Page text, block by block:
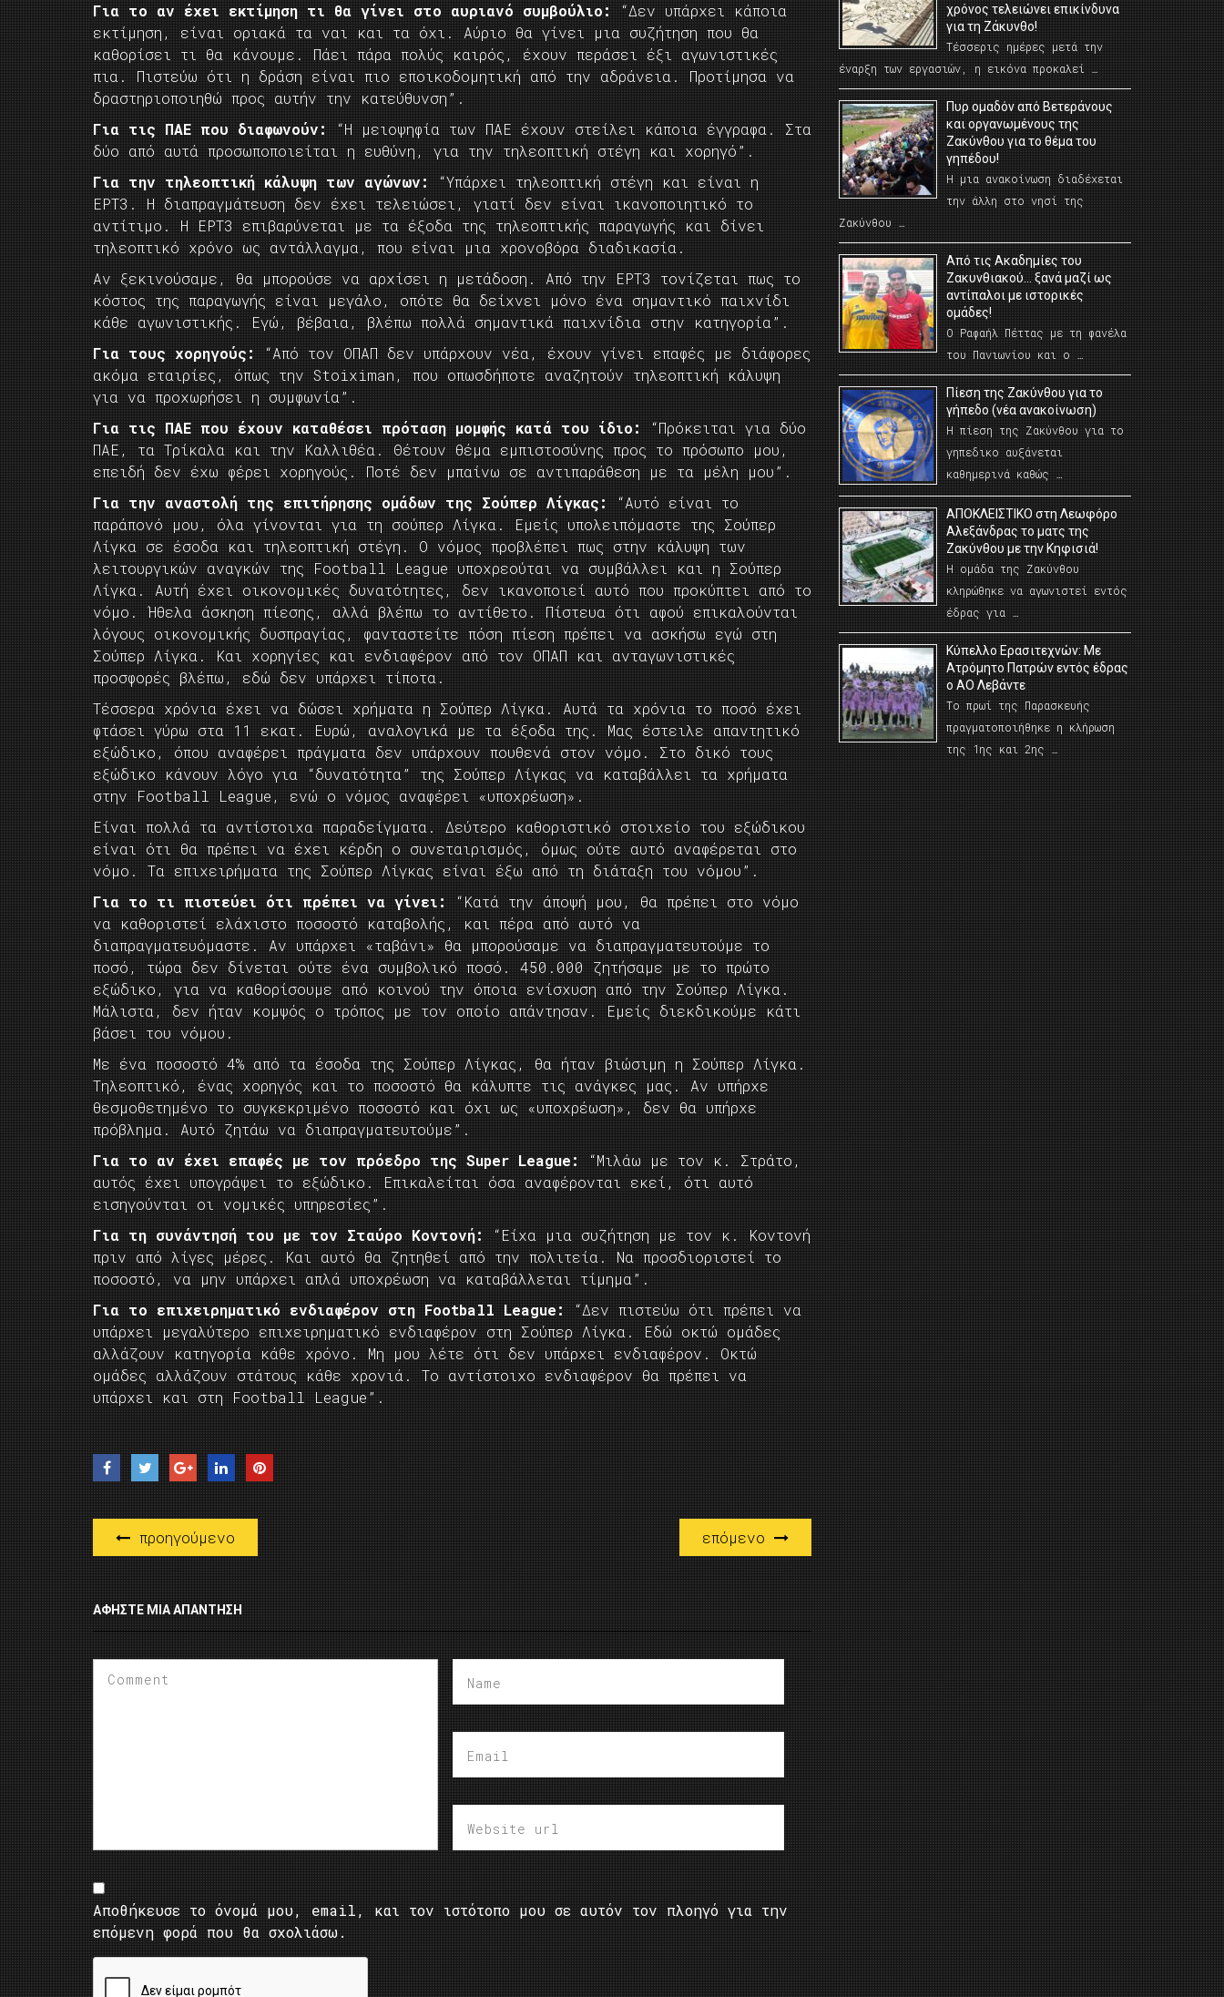
Για το αν έχει εκτίμηση τι θα γίνει στο αυριανό συμβούλιο:
“Δεν υπάρχει κάποια
εκτίμηση, είναι οριακά τα ναι και τα όχι. Αύριο θα γίνει μια συζήτηση που θα
καθορίσει τι θα κάνουμε. Πάει πάρα πολύς καιρός, έχουν περάσει έξι αγωνιστικές
πια. Πιστεύω ότι η δράση είναι πιο εποικοδομητική από την αδράνεια. Προτίμησα να
δραστηριοποιηθώ προς αυτήν την κατεύθυνση”.
Για τις ΠΑΕ που διαφωνούν:
“Η μειοψηφία των ΠΑΕ έχουν στείλει κάποια έγγραφα. Στα
δύο από αυτά προσωποποιείται η ευθύνη, για την τηλεοπτική στέγη και χορηγό”.
Για την τηλεοπτική κάλυψη των αγώνων:
“Υπάρχει τηλεοπτική στέγη και είναι η
ΕΡΤ3. Η διαπραγμάτευση δεν έχει τελειώσει, γιατί δεν είναι ικανοποιητικό το
αντίτιμο. Η ΕΡΤ3 επιβαρύνεται με τα έξοδα της τηλεοπτικής παραγωγής και δίνει
τηλεοπτικό χρόνο ως αντάλλαγμα, που είναι μια χρονοβόρα διαδικασία.
Αν ξεκινούσαμε, θα μπορούσε να αρχίσει η μετάδοση. Από την ΕΡΤ3 τονίζεται πως το
κόστος της παραγωγής είναι μεγάλο, οπότε θα δείχνει μόνο ένα σημαντικό παιχνίδι
κάθε αγωνιστικής. Εγώ, βέβαια, βλέπω πολλά σημαντικά παιχνίδια στην κατηγορία”.
Για τους χορηγούς:
“Από τον ΟΠΑΠ δεν υπάρχουν νέα, έχουν γίνει επαφές με διάφορες
ακόμα εταιρίες, όπως την Stoiximan, που οπωσδήποτε αναζητούν τηλεοπτική κάλυψη
για να προχωρήσει η συμφωνία”.
Για τις ΠΑΕ που έχουν καταθέσει πρόταση μομφής κατά του ίδιο:
“Πρόκειται για δύο
ΠΑΕ, τα Τρίκαλα και την Καλλιθέα. Θέτουν θέμα εμπιστοσύνης προς το πρόσωπο μου,
επειδή δεν έχω φέρει χορηγούς. Ποτέ δεν μπαίνω σε αντιπαράθεση με τα μέλη μου”.
Για την αναστολή της επιτήρησης ομάδων της Σούπερ Λίγκας:
“Αυτό είναι το
παράπονό μου, όλα γίνονται για τη σούπερ Λίγκα. Εμείς υπολειπόμαστε της Σούπερ
Λίγκα σε έσοδα και τηλεοπτική στέγη. Ο νόμος προβλέπει πως στην κάλυψη των
λειτουργικών αναγκών της Football League υποχρεούται να συμβάλλει και η Σούπερ
Λίγκα. Αυτή έχει οικονομικές δυνατότητες, δεν ικανοποιεί αυτό που προκύπτει από το
νόμο. Ήθελα άσκηση πίεσης, αλλά βλέπω το αντίθετο. Πίστευα ότι αφού επικαλούνται
λόγους οικονομικής δυσπραγίας, φανταστείτε πόση πίεση πρέπει να ασκήσω εγώ στη
Σούπερ Λίγκα. Και χορηγίες και ενδιαφέρον από τον ΟΠΑΠ και ανταγωνιστικές
προσφορές βλέπω, εδώ δεν υπάρχει τίποτα.
Τέσσερα χρόνια έχει να δώσει χρήματα η Σούπερ Λίγκα. Αυτά τα χρόνια το ποσό έχει
φτάσει γύρω στα 11 εκατ. Ευρώ, αναλογικά με τα έξοδα της. Μας έστειλε απαντητικό
εξώδικο, όπου αναφέρει πράγματα δεν υπάρχουν πουθενά στον νόμο. Στο δικό τους
εξώδικο κάνουν λόγο για “δυνατότητα” της Σούπερ Λίγκας να καταβάλλει τα χρήματα
στην Football League, ενώ ο νόμος αναφέρει «υποχρέωση».
Είναι πολλά τα αντίστοιχα παραδείγματα. Δεύτερο καθοριστικό στοιχείο του εξώδικου
είναι ότι θα πρέπει να έχει κέρδη ο συνεταιρισμός, όμως ούτε αυτό αναφέρεται στο
νόμο. Τα επιχειρήματα της Σούπερ Λίγκας είναι έξω από τη διάταξη του νόμου”.
Για το τι πιστεύει ότι πρέπει να γίνει:
“Κατά την άποψή μου, θα πρέπει στο νόμο
να καθοριστεί ελάχιστο ποσοστό καταβολής, και πέρα από αυτό να
διαπραγματευόμαστε. Αν υπάρχει «ταβάνι» θα μπορούσαμε να διαπραγματευτούμε το
ποσό, τώρα δεν δίνεται ούτε ένα συμβολικό ποσό. 450.000 ζητήσαμε με το πρώτο
εξώδικο, για να καθορίσουμε από κοινού την όποια ενίσχυση από την Σούπερ Λίγκα.
Μάλιστα, δεν ήταν κομψός ο τρόπος με τον οποίο απάντησαν. Εμείς διεκδικούμε κάτι
βάσει του νόμου.
Με ένα ποσοστό 4% από τα έσοδα της Σούπερ Λίγκας, θα ήταν βιώσιμη η Σούπερ Λίγκα.
Τηλεοπτικό, ένας χορηγός και το ποσοστό θα κάλυπτε τις ανάγκες μας. Αν υπήρχε
θεσμοθετημένο το συγκεκριμένο ποσοστό και όχι ως «υποχρέωση», δεν θα υπήρχε
πρόβλημα. Αυτό ζητάω να διαπραγματευτούμε”.
Για το αν έχει επαφές με τον πρόεδρο της Super League:
“Μιλάω με τον κ. Στράτο,
αυτός έχει υπογράψει το εξώδικο. Επικαλείται όσα αναφέρονται εκεί, ότι αυτό
εισηγούνται οι νομικές υπηρεσίες”.
Για τη συνάντησή του με τον Σταύρο Κοντονή:
“Είχα μια συζήτηση με τον κ. Κοντονή
πριν από λίγες μέρες. Και αυτό θα ζητηθεί από την πολιτεία. Να προσδιοριστεί το
ποσοστό, να μην υπάρχει απλά υποχρέωση να καταβάλλεται τίμημα”.
Για το επιχειρηματικό ενδιαφέρον στη Football League:
“Δεν πιστεύω ότι πρέπει να
υπάρχει μεγαλύτερο επιχειρηματικό ενδιαφέρον στη Σούπερ Λίγκα. Εδώ οκτώ ομάδες
αλλάζουν κατηγορία κάθε χρόνο. Μη μου λέτε ότι δεν υπάρχει ενδιαφέρον. Οκτώ
ομάδες αλλάζουν στάτους κάθε χρονιά. Το αντίστοιχο ενδιαφέρον θα πρέπει να
υπάρχει και στη Football League”.
προηγούμενο επόμενο
ΑΦΉΣΤΕ ΜΙΑ ΑΠΆΝΤΗΣΗ
Αποθήκευσε το όνομά μου, email, και τον ιστότοπο μου σε αυτόν τον πλοηγό για την
επόμενη φορά που θα σχολιάσω.
χρόνος τελειώνει επικίνδυνα
για τη Ζάκυνθο!
Τέσσερις ημέρες μετά την
έναρξη των εργασιών, η εικόνα προκαλεί …
Πυρ ομαδόν από Βετεράνους
και οργανωμένους της
Ζακύνθου για το θέμα του
γηπέδου!
Η μια ανακοίνωση διαδέχεται
την άλλη στο νησί της
Ζακύνθου …
Από τις Ακαδημίες του
Ζακυνθιακού… ξανά μαζί ως
αντίπαλοι με ιστορικές
ομάδες!
Ο Ραφαήλ Πέττας με τη φανέλα
του Πανιωνίου και ο …
Πίεση της Ζακύνθου για το
γήπεδο (νέα ανακοίνωση)
Η πίεση της Ζακύνθου για το
γηπεδικο αυξάνεται
καθημερινά καθώς …
AΠΟΚΛΕΙΣΤΙΚΟ στη Λεωφόρο
Αλεξάνδρας το ματς της
Ζακύνθου με την Κηφισιά!
Η ομάδα της Ζακύνθου
κληρώθηκε να αγωνιστεί εντός
έδρας για …
Κύπελλο Ερασιτεχνών: Με
Ατρόμητο Πατρών εντός έδρας
ο ΑΟ Λεβάντε
Το πρωί της Παρασκευής
πραγματοποιήθηκε η κλήρωση
της 1ης και 2ης …